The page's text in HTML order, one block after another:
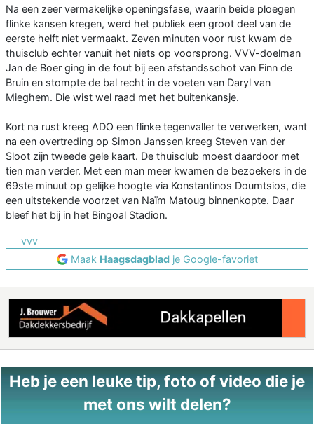
Na een zeer vermakelijke openingsfase, waarin beide ploegen
flinke kansen kregen, werd het publiek een groot deel van de
eerste helft niet vermaakt. Zeven minuten voor rust kwam de
thuisclub echter vanuit het niets op voorsprong. VVV-doelman
Jan de Boer ging in de fout bij een afstandsschot van Finn de
Bruin en stompte de bal recht in de voeten van Daryl van
Mieghem. Die wist wel raad met het buitenkansje.
Kort na rust kreeg ADO een flinke tegenvaller te verwerken, want
na een overtreding op Simon Janssen kreeg Steven van der
Sloot zijn tweede gele kaart. De thuisclub moest daardoor met
tien man verder. Met een man meer kwamen de bezoekers in de
69ste minuut op gelijke hoogte via Konstantinos Doumtsios, die
een uitstekende voorzet van Naïm Matoug binnenkopte. Daar
bleef het bij in het Bingoal Stadion.
vvv
Maak Haagsdagbladje Google-favoriet
Heb je een leuke tip, foto of video die je
met ons wilt delen?